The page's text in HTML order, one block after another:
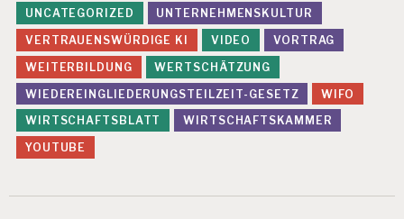
S
Y
C
H
IS
C
H
E
G
E
U
UNCATEGORIZED
UNTERNEHMENSKULTUR
VERTRAUENSWÜRDIGE KI
VIDEO
VORTRAG
WEITERBILDUNG
WERTSCHÄTZUNG
WIEDEREINGLIEDERUNGSTEILZEIT-GESETZ
WIFO
WIRTSCHAFTSBLATT
WIRTSCHAFTSKAMMER
YOUTUBE